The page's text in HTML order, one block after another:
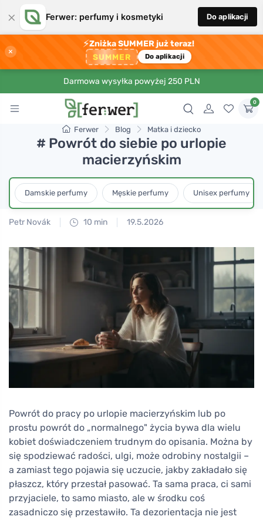
× Ferwer: perfumy i kosmetyki Do aplikacji
×
⚡Zniżka SUMMER już teraz!
SUMMER Do aplikacji
Darmowa wysyłka powyżej 250 PLN
0
Ferwer Blog Matka i dziecko
# Powrót do siebie po urlopie
macierzyńskim
Damskie perfumy Męskie perfumy Unisex perfumy
Petr Novák 10 min 19.5.2026
Powrót do pracy po urlopie macierzyńskim lub po
prostu powrót do „normalnego" życia bywa dla wielu
kobiet doświadczeniem trudnym do opisania. Można by
się spodziewać radości, ulgi, może odrobiny nostalgii –
a zamiast tego pojawia się uczucie, jakby zakładało się
płaszcz, który przestał pasować. Ta sama praca, ci sami
przyjaciele, to samo miasto, ale w środku coś
zasadniczo się przestawiło. Ta dezorientacja nie jest